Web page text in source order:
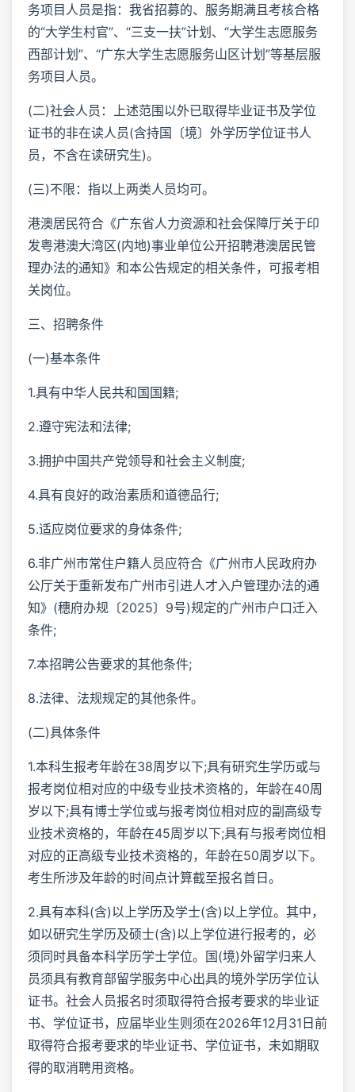
务项目人员是指：我省招募的、服务期满且考核合格
的“大学生村官”、“三支一扶”计划、“大学生志愿服务
西部计划”、“广东大学生志愿服务山区计划”等基层服
务项目人员。
(二)社会人员：上述范围以外已取得毕业证书及学位
证书的非在读人员(含持国〔境〕外学历学位证书人
员，不含在读研究生)。
(三)不限：指以上两类人员均可。
港澳居民符合《广东省人力资源和社会保障厅关于印
发粤港澳大湾区(内地)事业单位公开招聘港澳居民管
理办法的通知》和本公告规定的相关条件，可报考相
关岗位。
三、招聘条件
(一)基本条件
1.具有中华人民共和国国籍;
2.遵守宪法和法律;
3.拥护中国共产党领导和社会主义制度;
4.具有良好的政治素质和道德品行;
5.适应岗位要求的身体条件;
6.非广州市常住户籍人员应符合《广州市人民政府办
公厅关于重新发布广州市引进人才入户管理办法的通
知》(穗府办规〔2025〕9号)规定的广州市户口迁入
条件;
7.本招聘公告要求的其他条件;
8.法律、法规规定的其他条件。
(二)具体条件
1.本科生报考年龄在38周岁以下;具有研究生学历或与
报考岗位相对应的中级专业技术资格的，年龄在40周
岁以下;具有博士学位或与报考岗位相对应的副高级专
业技术资格的，年龄在45周岁以下;具有与报考岗位相
对应的正高级专业技术资格的，年龄在50周岁以下。
考生所涉及年龄的时间点计算截至报名首日。
2.具有本科(含)以上学历及学士(含)以上学位。其中，
如以研究生学历及硕士(含)以上学位进行报考的，必
须同时具备本科学历学士学位。国(境)外留学归来人
员须具有教育部留学服务中心出具的境外学历学位认
证书。社会人员报名时须取得符合报考要求的毕业证
书、学位证书，应届毕业生则须在2026年12月31日前
取得符合报考要求的毕业证书、学位证书，未如期取
得的取消聘用资格。